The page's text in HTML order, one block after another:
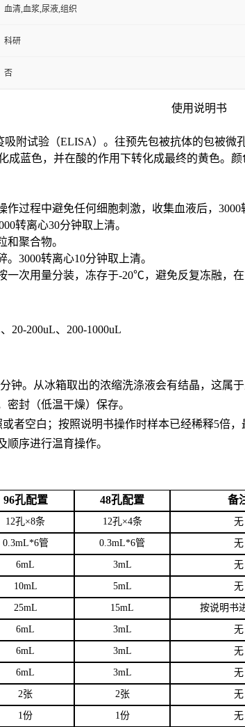
血清,血浆,尿液,组织
科研
否
使用说明书
吸附试验（ELISA）。往预先包被抗体的包被微
成蓝色，并在酸的作用下转化成最终的黄色。
过程中避免任何细胞刺激，收集血液后，3000
转离心30分钟取上清。
和聚合物。
3000转离心10分钟取上清。
次用量分装，冻存于-20℃，避免反复冻融，
20-200uL、200-1000uL
钟。从冰箱取出的浓缩洗涤液会有结晶，这属
封（低温干燥）保存。
者空白；按照说明书操作时样本已经稀释5倍
序进行温育操作。
96孔配置 48孔配置 备
12孔×8条 12孔×4条 无
0.3mL*6管 0.3mL*6管 无
6mL 3mL 无
10mL 5mL 无
25mL 15mL 按说明书
6mL 3mL 无
6mL 3mL 无
6mL 3mL 无
2张 2张 无
1份 1份 无